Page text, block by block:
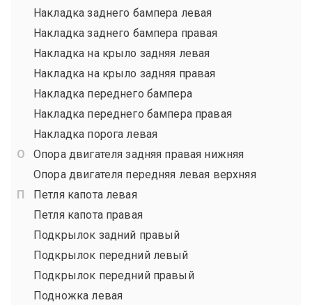
Накладка заднего бампера левая
Накладка заднего бампера правая
Накладка на крыло задняя левая
Накладка на крыло задняя правая
Накладка переднего бампера
Накладка переднего бампера правая
Накладка порога левая
Опора двигателя задняя правая нижняя
Опора двигателя передняя левая верхняя
Петля капота левая
Петля капота правая
Подкрылок задний правый
Подкрылок передний левый
Подкрылок передний правый
Подножка левая